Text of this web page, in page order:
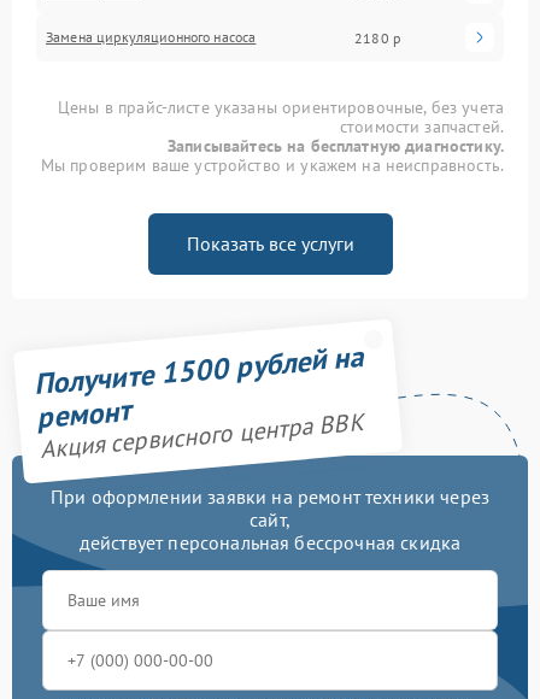
Замена циркуляционного насоса 2180 р
Цены в прайс-листе указаны ориентировочные, без учета
стоимости запчастей.
Записывайтесь на бесплатную диагностику.
Мы проверим ваше устройство и укажем на неисправность.
Показать все услуги
Получите 1500 рублей на
ремонт
Акция сервисного центра BBK
При оформлении заявки на ремонт техники через
сайт,
действует персональная бессрочная скидка